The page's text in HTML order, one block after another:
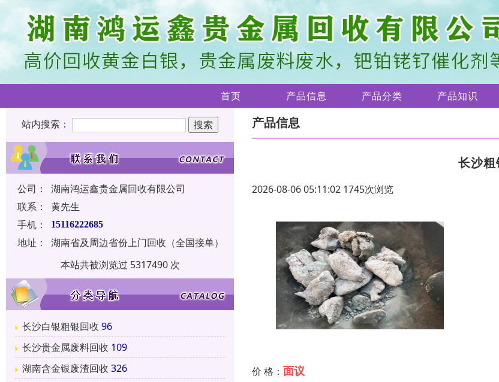
首页 产品信息 产品分类 产品知识
站内搜索：
公司：
湖南鸿运鑫贵金属回收有限公司
联系：
黄先生
手机：
15116222685
地址：
湖南省及周边省份上门回收（全国接单）
本站共被浏览过 5317490 次
长沙白银粗银回收 96
长沙贵金属废料回收 109
湖南含金银废渣回收 326
产品信息
长沙
2026-08-06 05:11:02 1745次浏览
价 格： 面议